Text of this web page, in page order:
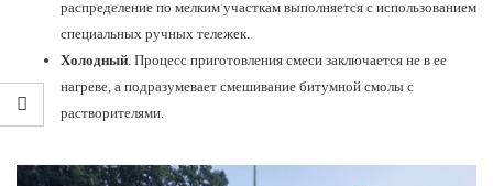
распределение по мелким участкам выполняется с использованием
специальных ручных тележек.
Холодный . Процесс приготовления смеси заключается не в ее
нагреве, а подразумевает смешивание битумной смолы с
растворителями.